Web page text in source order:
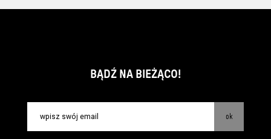
BĄDŹ NA BIEŻĄCO!
ok